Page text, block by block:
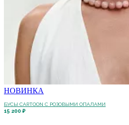
НОВИНКА
БУСЫ CARTOON С РОЗОВЫМИ ОПАЛАМИ
15 200 ₽